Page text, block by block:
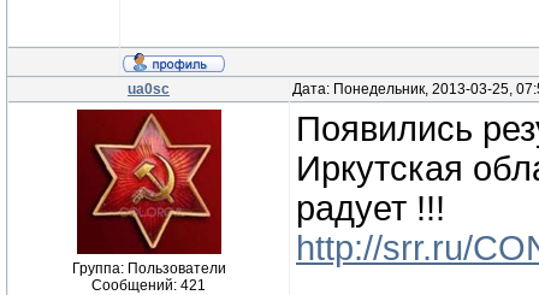
ua0sc Дата: Понедельник, 2013-03-25,
Группа: Пользователи
Сообщений: 421
Появились
Иркутская
радует !!!
http://srr.ru/